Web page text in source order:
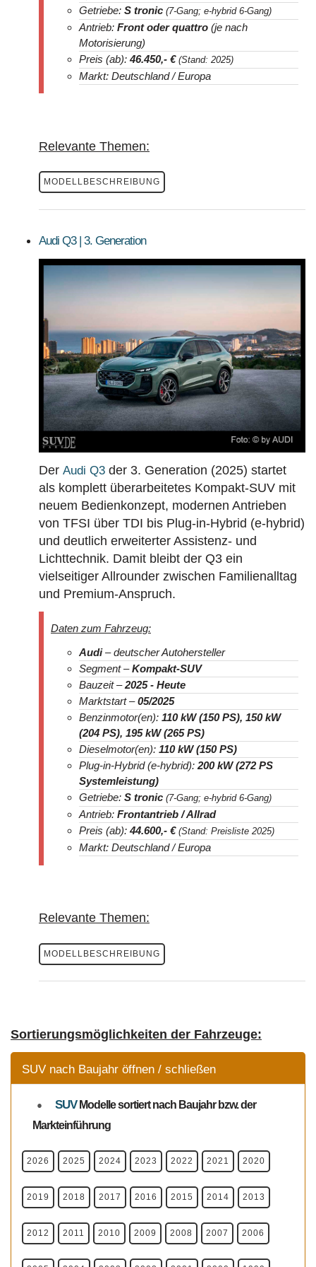
Getriebe: S tronic (7-Gang; e-hybrid 6-Gang)
Antrieb: Front oder quattro (je nach
Motorisierung)
Preis (ab):46.450,- € (Stand: 2025)
Markt: Deutschland / Europa
Relevante Themen:
MODELLBESCHREIBUNG
Audi Q3 | 3. Generation
Der Audi Q3 der 3. Generation (2025) startet
als komplett überarbeitetes Kompakt-SUV mit
neuem Bedienkonzept, modernen Antrieben
von TFSI über TDI bis Plug-in-Hybrid (e-hybrid)
und deutlich erweiterter Assistenz- und
Lichttechnik. Damit bleibt der Q3 ein
vielseitiger Allrounder zwischen Familienalltag
und Premium-Anspruch.
Daten zum Fahrzeug:
Audi– deutscher Autohersteller
Segment –Kompakt-SUV
Bauzeit –2025 - Heute
Marktstart –05/2025
Benzinmotor(en): 110 kW (150 PS), 150 kW
(204 PS), 195 kW (265 PS)
Dieselmotor(en): 110 kW (150 PS)
Plug-in-Hybrid (e-hybrid): 200 kW (272 PS
Systemleistung)
Getriebe: S tronic (7-Gang; e-hybrid 6-Gang)
Antrieb: Frontantrieb / Allrad
Preis (ab):44.600,- € (Stand: Preisliste 2025)
Markt: Deutschland / Europa
Relevante Themen:
MODELLBESCHREIBUNG
Sortierungsmöglichkeiten der Fahrzeuge:
SUV nach Baujahr öffnen / schließen
SUVModellesortiert nach Baujahr bzw. der
Markteinführung
2026 2025 2024 2023 2022 2021 2020
2019 2018 2017 2016 2015 2014 2013
2012 2011 2010 2009 2008 2007 2006